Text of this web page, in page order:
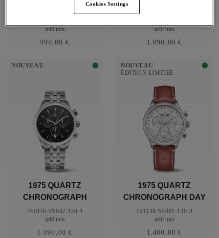
CHRONOGRAPH
⌀40 mm
990,00 €
⌀40 mm
1.090,00 €
NOUVEAU
1975 QUARTZ
CHRONOGRAPH
40MM
751038-SS002-330-1
⌀40 mm
1.090,00 €
NOUVEAU
ÉDITION LIMITÉE
1975 QUARTZ
CHRONOGRAPH DAY
DATE LIMITED
EDITION
751138-SS001-130-3
⌀40 mm
1.400,00 €
Cookies Settings